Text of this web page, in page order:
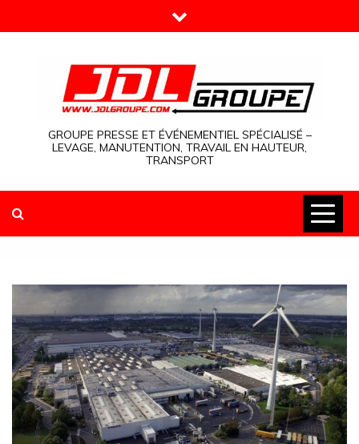
to
GROUPE PRESSE ET ÉVÉNEMENTIEL SPÉCIALISÉ –
LEVAGE, MANUTENTION, TRAVAIL EN HAUTEUR,
TRANSPORT